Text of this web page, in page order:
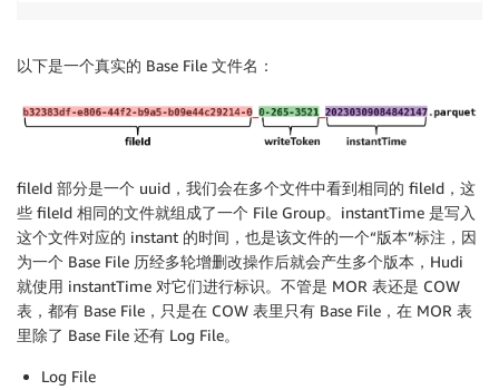
以下是一个真实的 Base File 文件名：
fileId 部分是一个 uuid，我们会在多个文件中看到相同的 fileId，这
些 fileId 相同的文件就组成了一个 File Group。instantTime 是写入
这个文件对应的 instant 的时间，也是该文件的一个“版本”标注，因
为一个 Base File 历经多轮增删改操作后就会产生多个版本，Hudi
就使用 instantTime 对它们进行标识。不管是 MOR 表还是 COW
表，都有 Base File，只是在 COW 表里只有 Base File，在 MOR 表
里除了 Base File 还有 Log File。
Log File